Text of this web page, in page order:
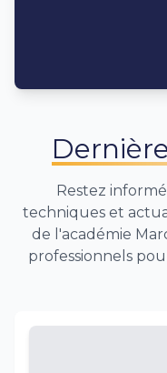
Restez
techniques et
de l'académie
professionnels